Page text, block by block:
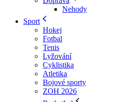
Nehody
Sport
Hokej
Fotbal
Tenis
Lyžování
Cyklistika
Atletika
Bojové sporty
ZOH 2026